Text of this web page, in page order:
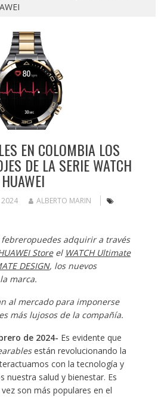
EN COLOMBIA LOS
DE LA SERIE WATCH
2024
ALBERTO MARIN
adquirir a través
Storeel WATCH Ultimate
DESIGN, los nuevos
marca.
al mercado para imponerse
más lujosos de la compañía.
de 2024- Es evidente que
están revolucionando la
con la tecnología y
nuestra salud y bienestar. Es
son más populares en el